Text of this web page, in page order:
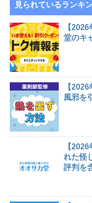
見られているランキ
【
堂のキ
【
風邪を
【
れた怪
評判を